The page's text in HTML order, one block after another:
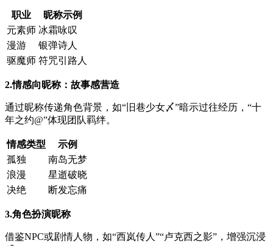
职业
昵称示例
元素师 冰霜咏叹
漫游
银弹诗人
驱魔师 符咒引路人
2.情感向昵称：故事感营造
通过昵称传递角色背景，如“旧巷少女〆”暗示过往经历，“十
年之约@”体现团队羁绊。
情感类型
示例
孤独
南岛无梦
浪漫
星逝破晓
决绝
断发忘痛
3.角色扮演昵称
借鉴NPC或剧情人物，如“西岚传人”“卢克西之影”，增强沉浸